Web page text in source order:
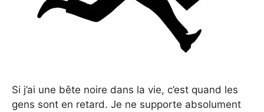
Si j’ai une bête noire dans la vie, c’est quand les
gens sont en retard. Je ne supporte absolument